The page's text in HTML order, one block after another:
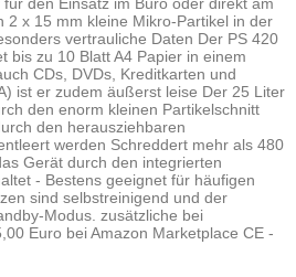
2 x 15 mm kleine Mikro-Partikel in der
vertrauliche Daten Der PS 420
bis zu 10 Blatt A4 Papier in einem
CDs, DVDs, Kreditkarten und
ist er zudem äußerst leise Der 25 Liter
den enorm kleinen Partikelschnitt
den herausziehbaren
werden Schreddert mehr als 480
Gerät durch den integrierten
- Bestens geeignet für häufigen
sind selbstreinigend und der
Modus. zusätzliche bei
Euro bei Amazon Marketplace CE -